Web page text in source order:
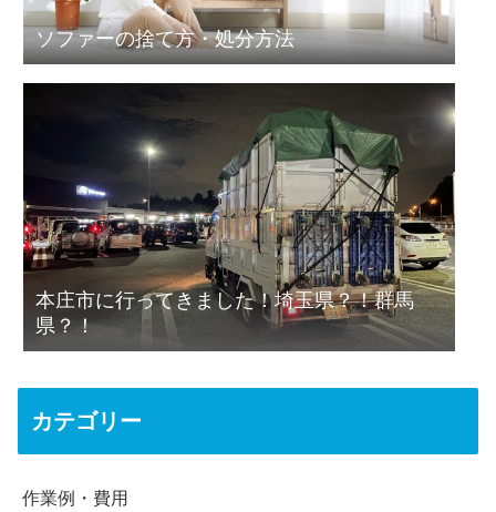
ソファーの捨て方・処分方法
本庄市に行ってきました！埼玉県？！群馬
県？！
カテゴリー
作業例・費用